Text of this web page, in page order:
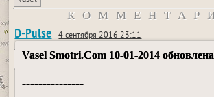
D-Pulse 4 сентября 2016 23:11
Vasel Smotri.Com 10-01-2014
---------------